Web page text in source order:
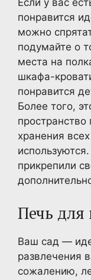
Если у вас
понравится
можно
подумайте о
места на
шкафа-
понравится
Более того,
хранения
прикрепили
Печь
Ваш сад —
развлечения
сожалению,